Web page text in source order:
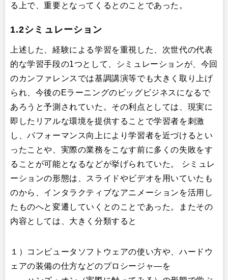
る上で、重要となってくるとのことであった。
1.2シミュレーション
上述した、経験による学習を重視した、次世代の代表
的な学習手段の1つとして、シミュレーションが、今回
のカンファレンスでは基調講演等でも大きく取り上げ
られ、今後のEラーニングのビッグビジネスになるで
あろうと予測されていた。その利点としては、現実に
即したリアルな環境を提供することで学習者を刺激
し、パフォーマンス向上により学習者を近づけるとい
ったことや、実際の業務をこなす前に多くの失敗をす
ることが可能となるなどが挙げられていた。 シミュレ
ーションの形態は、スライドやビデオを用いていたも
のから、インタラクティブなアニメーションを活用し
たものへと変遷していくとのことであった。またその
内容としては、大きく分類すると
１）コンピュータソフトウェアの使い方や、ハードウ
ェアの装備の仕方などのプロシージャ―を